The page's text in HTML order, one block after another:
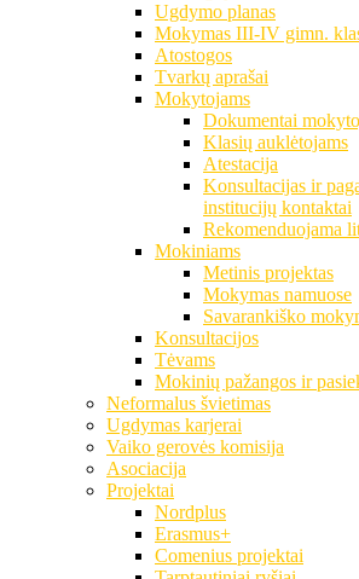
Ugdymo planas
Mokymas III-IV gimn.
Atostogos
Tvarkų aprašai
Mokytojams
Dokumentai
Klasių auklėtojams
Atestacija
Konsultacijas ir
institucijų kontaktai
Rekomenduojama
Mokiniams
Metinis projektas
Mokymas namuose
Savarankiško
Konsultacijos
Tėvams
Mokinių pažangos ir
Neformalus švietimas
Ugdymas karjerai
Vaiko gerovės komisija
Asociacija
Projektai
Nordplus
Erasmus+
Comenius projektai